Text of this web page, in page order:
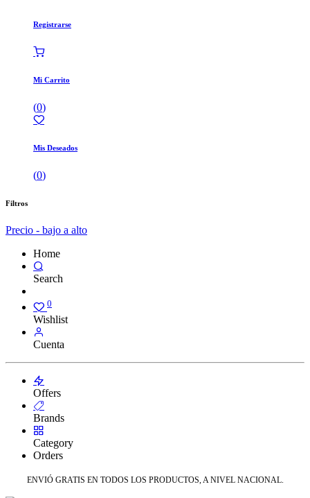
Registrarse
Mi Carrito
(0)
Mis Deseados
(0)
Filtros
Precio - bajo a alto
Home
Search
0
Wishlist
Cuenta
Offers
Brands
Category
Orders
ENVIÓ GRATIS EN TODOS LOS PRODUCTOS, A NIVEL NACIONAL.